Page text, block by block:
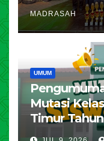
MADRASAH
UMUM
Mutasi
Timur